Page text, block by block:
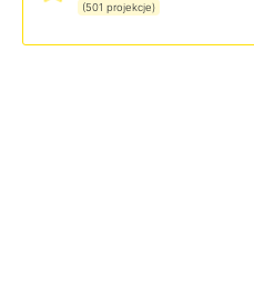
(501 projekcje)